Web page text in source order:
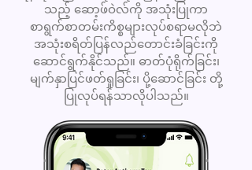
သည့် ဆော့ဖ်ဝဲလ်ကို အသုံးပြုကာ
စာရွက်စာတမ်းကိစ္စများလုပ်စရာမလိုဘဲ
အသုံးစရိတ်ပြန်လည်တောင်းခံခြင်းကို
ဆောင်ရွက်နိုင်သည်။ ဓာတ်ပုံရိုက်ခြင်း၊
မျက်နှာပြင်ဖတ်ရှုခြင်း၊ ပို့ဆောင်ခြင်း တို့
ပြုလုပ်ရန်သာလိုပါသည်။